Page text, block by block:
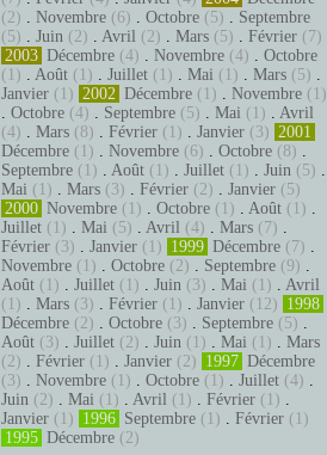
(2) . Novembre (6) . Octobre (5) . Septembre
(5) . Juin (2) . Avril (2) . Mars (5) . Février (7)
2003 Décembre (4) . Novembre (4) . Octobre
(1) . Août (1) . Juillet (1) . Mai (1) . Mars (5) .
Janvier (1) 2002 Décembre (1) . Novembre (1)
. Octobre (4) . Septembre (5) . Mai (1) . Avril
(4) . Mars (8) . Février (1) . Janvier (3) 2001
Décembre (1) . Novembre (6) . Octobre (8) .
Septembre (1) . Août (1) . Juillet (1) . Juin (5) .
Mai (1) . Mars (3) . Février (2) . Janvier (5)
2000 Novembre (1) . Octobre (1) . Août (1) .
Juillet (1) . Mai (5) . Avril (4) . Mars (7) .
Février (3) . Janvier (1) 1999 Décembre (7) .
Novembre (1) . Octobre (2) . Septembre (9) .
Août (1) . Juillet (1) . Juin (3) . Mai (1) . Avril
(1) . Mars (3) . Février (1) . Janvier (12) 1998
Décembre (2) . Octobre (3) . Septembre (5) .
Août (3) . Juillet (2) . Juin (1) . Mai (1) . Mars
(2) . Février (1) . Janvier (2) 1997 Décembre
(3) . Novembre (1) . Octobre (1) . Juillet (4) .
Juin (2) . Mai (1) . Avril (1) . Février (1) .
Janvier (1) 1996 Septembre (1) . Février (1)
1995 Décembre (2)